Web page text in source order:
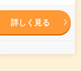
詳しく見る